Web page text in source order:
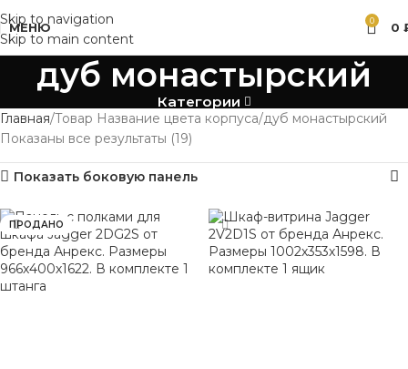
Skip to navigation
Skip to main content
МЕНЮ 0 0
дуб монастырский
Категории
Главная Товар Название цвета корпуса дуб монастырский
Показаны все результаты (19)
Показать боковую панель
ПРОДАНО